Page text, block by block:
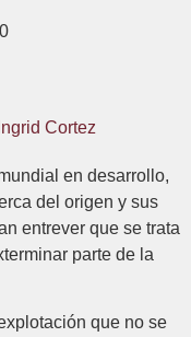
Ingrid Cortez
en desarrollo,
del origen y sus
entrever que se trata
parte de la
que no se